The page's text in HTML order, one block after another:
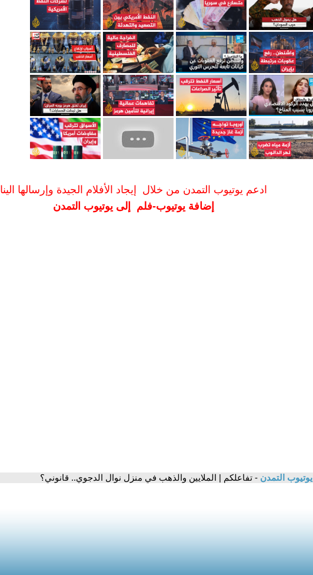
ادعم يوتيوب التمدن من خلال إيجاد الأفلام الجيدة وإرسالها الينا
إضافة يوتيوب-فلم إلى يوتيوب التمدن
يوتيوب التمدن - تفاعلكم | الملايين والذهب في منزل نوال الدجوي.. قانوني؟